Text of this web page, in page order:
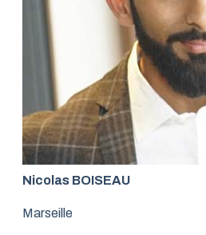
Nicolas BOISEAU
Marseille